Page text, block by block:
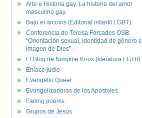
Arte e Historia gay. La historia del amor
masculino gay.
Bajo el arcoíris (Editorial infantil LGBT).
Conferencia de Teresa Forcades OSB:
“Orientación sexual, identidad de género e
imagen de Dios” .
El Blog de Nimphie Knox (literatura LGTB)
Enlace judío
Evangelio Queer.
Evangelizadoras de los Apóstoles
Falling poems
Grupos de Jesús